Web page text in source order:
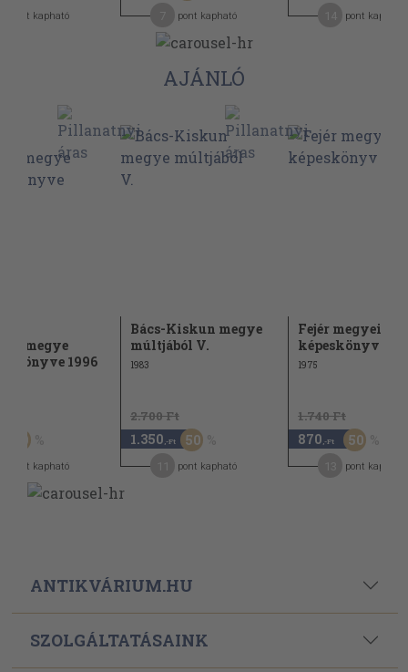
pont kapható pont kapható pont kapható
AJÁNLÓ
Könyve 1996
50
pont kapható
Bács-Kiskun megye
múltjából V.
1983
2.700 Ft
1.350 ,-Ft 50
pont kapható
Fejér megyei
képeskönyv
1975
1.740 Ft
870 ,-Ft 50
pont kapható
ANTIKVÁRIUM.HU
SZOLGÁLTATÁSAINK